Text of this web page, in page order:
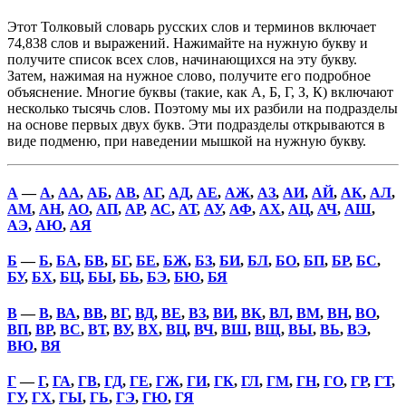
Этот Толковый словарь русских слов и терминов включает
74,838 слов и выражений. Нажимайте на нужную букву и
получите список всех слов, начинающихся на эту букву.
Затем, нажимая на нужное слово, получите его подробное
объяснение. Многие буквы (такие, как А, Б, Г, З, К) включают
несколько тысячь слов. Поэтому мы их разбили на подразделы
на основе первых двух букв. Эти подразделы открываются в
виде подменю, при наведении мышкой на нужную букву.
А — А, АА, АБ, АВ, АГ, АД, АЕ, АЖ, АЗ, АИ, АЙ, АК, АЛ,
АМ, АН, АО, АП, АР, АС, АТ, АУ, АФ, АХ, АЦ, АЧ, АШ,
АЭ, АЮ, АЯ
Б —Б, БА, БВ, БГ, БЕ, БЖ, БЗ, БИ, БЛ, БО, БП, БР, БС,
БУ, БХ, БЦ, БЫ, БЬ, БЭ, БЮ, БЯ
В—В, ВА, ВВ, ВГ, ВД, ВЕ, ВЗ, ВИ, ВК, ВЛ, ВМ, ВН, ВО,
ВП, ВР, ВС, ВТ, ВУ, ВХ, ВЦ, ВЧ, ВШ, ВЩ, ВЫ, ВЬ, ВЭ,
ВЮ, ВЯ
Г—Г, ГА, ГВ, ГД, ГЕ, ГЖ, ГИ, ГК, ГЛ, ГМ, ГН, ГО, ГР, ГТ,
ГУ, ГХ, ГЫ, ГЬ, ГЭ, ГЮ, ГЯ